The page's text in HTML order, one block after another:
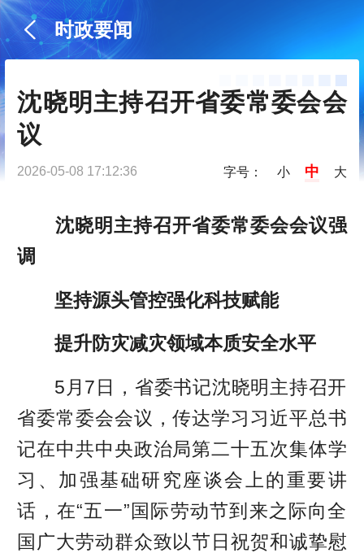
时政要闻
沈晓明主持召开省委常委会会
议
2026-05-08 17:12:36 字号： 小 中 大
沈晓明主持召开省委常委会会议强
调
坚持源头管控强化科技赋能
提升防灾减灾领域本质安全水平
5月7日，省委书记沈晓明主持召开
省委常委会会议，传达学习习近平总书
记在中共中央政治局第二十五次集体学
习、加强基础研究座谈会上的重要讲
话，在“五一”国际劳动节到来之际向全
国广大劳动群众致以节日祝贺和诚挚慰